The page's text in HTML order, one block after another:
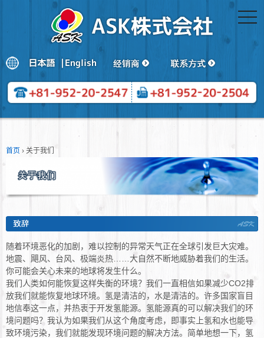
首页 › 关于我们
随着环境恶化的加剧，难以控制的异常天气正在全球引发巨大灾难。
地震、飓风、台风、极端炎热……大自然不断地威胁着我们的生活。
你可能会关心未来的地球将发生什么。
我们人类如何能恢复这样失衡的环境？我们一直相信如果减少CO2排
放我们就能恢复地球环境。氢是清洁的，水是清洁的。许多国家盲目
地信奉这一点，并热衷于开发氢能源。氢能源真的可以解决我们的环
境问题吗？我认为如果我们从这个角度考虑，即事实上氢和水也能导
致环境污染，我们就能发现环境问题的解决方法。简单地想一下，氢